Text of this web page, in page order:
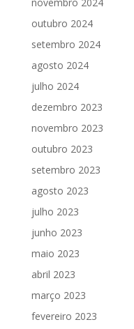
outubro 2024
setembro 2024
agosto 2024
julho 2024
dezembro 2023
novembro 2023
outubro 2023
setembro 2023
agosto 2023
julho 2023
junho 2023
maio 2023
abril 2023
março 2023
fevereiro 2023